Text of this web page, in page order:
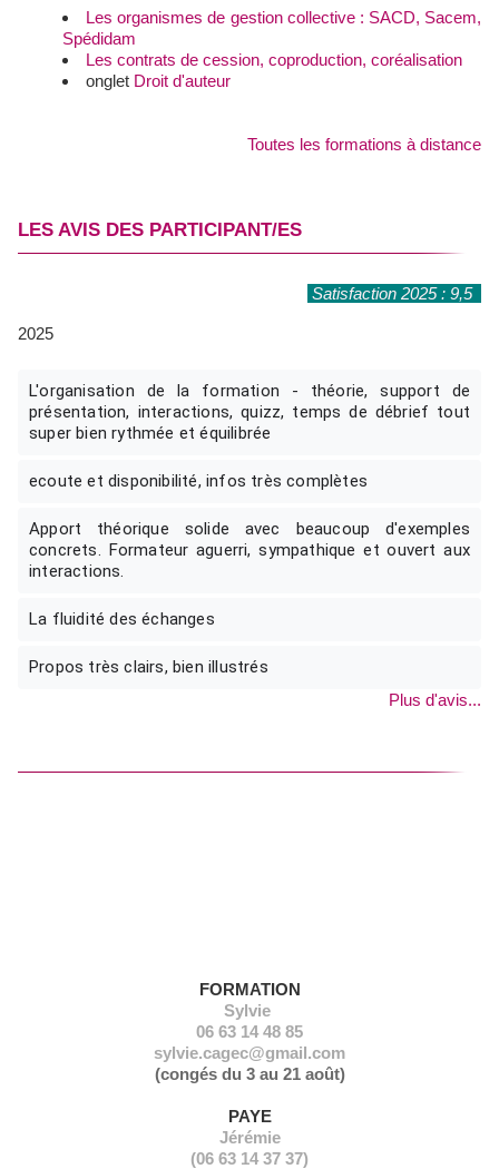
Les organismes de gestion collective : SACD, Sacem,
Spédidam
Les contrats de cession, coproduction, coréalisation
onglet Droit d'auteur
Toutes les formations à distance
LES AVIS DES PARTICIPANT/ES
Satisfaction 2025 : 9,5
2025
L'organisation de la formation - théorie, support de
présentation, interactions, quizz, temps de débrief tout
super bien rythmée et équilibrée
ecoute et disponibilité, infos très complètes
Apport théorique solide avec beaucoup d'exemples
concrets. Formateur aguerri, sympathique et ouvert aux
interactions.
La fluidité des échanges
Propos très clairs, bien illustrés
Plus d'avis...
FORMATION
Sylvie
06 63 14 48 85
sylvie.cagec@gmail.com
(congés du 3 au 21 août)
PAYE
Jérémie
(06 63 14 37 37)